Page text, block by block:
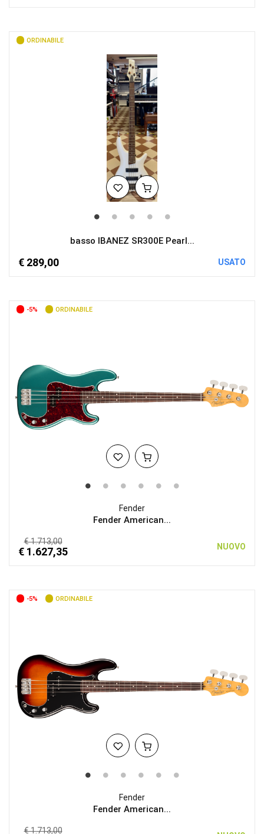
ORDINABILE
basso IBANEZ SR300E Pearl...
€ 289,00 USATO
-5% ORDINABILE
Fender
Fender American...
€ 1.713,00
€ 1.627,35 NUOVO
-5% ORDINABILE
Fender
Fender American...
€ 1.713,00